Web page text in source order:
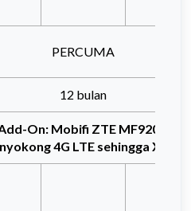
PERCUMA
12 bulan
On: Mobifi ZTE MF920US4
4G LTE sehingga